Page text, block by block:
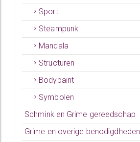
Sport
Steampunk
Mandala
Structuren
Bodypaint
Symbolen
Schmink en Grime gereedschap
Grime en overige benodigdheden